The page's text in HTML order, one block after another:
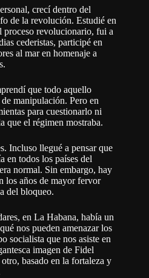
crecí dentro del
de la revolución. Estudié en
proceso revolucionario, fui a
cederistas, participé en
al mar en homenaje a
que todo aquello
manipulación. Pero en
para cuestionarlo ni
que el régimen mostraba.
Incluso llegué a pensar que
en todos los países del
normal. Sin embargo, hay
los años de mayor fervor
del bloqueo.
en La Habana, había un
nos pueden amenazar los
socialista que nos asiste en
imagen de Fidel
basado en la fortaleza y